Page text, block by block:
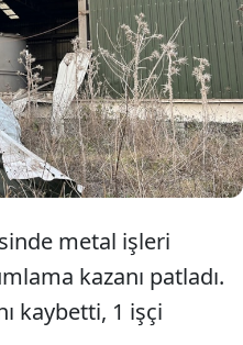
faaliyet gösteren bir
kazanının
1 işçi yaşamını yitirdi,
metal işleri
kazanı patladı.
kaybetti, 1 işçi